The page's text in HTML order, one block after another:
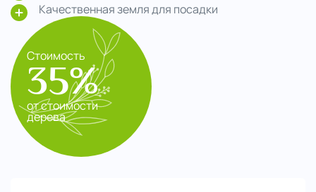
Качественная земля для посадки
Стоимость
35%
от стоимости
дерева